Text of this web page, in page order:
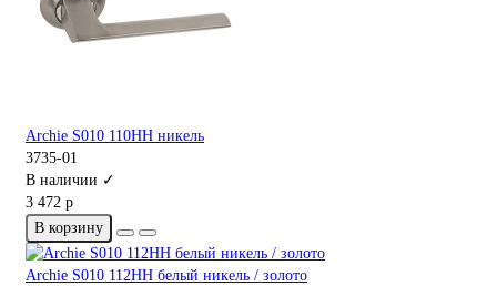
Archie S010 110HH никель
3735-01
В наличии ✓
3 472 р
В корзину
Archie S010 112HH белый никель / золото